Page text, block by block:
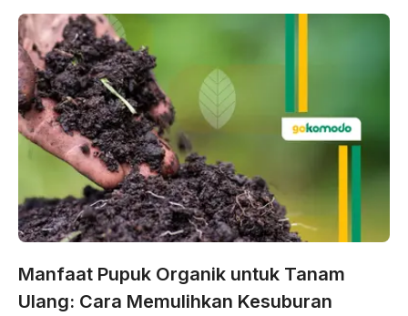
Manfaat Pupuk Organik untuk Tanam
Ulang: Cara Memulihkan Kesuburan